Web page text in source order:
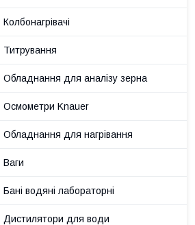
Колбонагрівачі
Титрування
Обладнання для аналізу зерна
Осмометри Knauer
Обладнання для нагрівання
Ваги
Бані водяні лабораторні
Дистилятори для води